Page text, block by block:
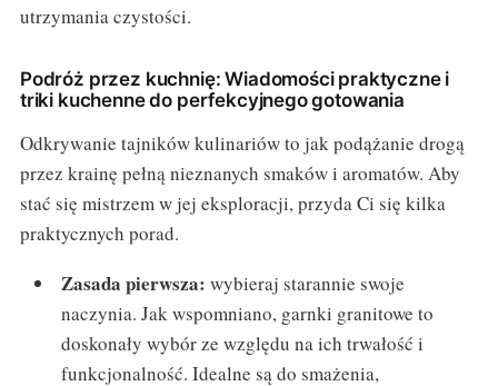
utrzymania czystości.
Podróż przez kuchnię: Wiadomości praktyczne i
triki kuchenne do perfekcyjnego gotowania
Odkrywanie tajników kulinariów to jak podążanie drogą
przez krainę pełną nieznanych smaków i aromatów. Aby
stać się mistrzem w jej eksploracji, przyda Ci się kilka
praktycznych porad.
Zasada pierwsza: wybieraj starannie swoje
naczynia. Jak wspomniano, garnki granitowe to
doskonały wybór ze względu na ich trwałość i
funkcjonalność. Idealne są do smażenia,